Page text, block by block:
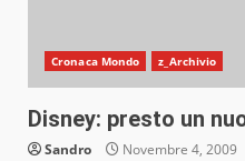
Cronaca Mondo z_Archivio
Disney: presto un
Sandro Novembre 4, 2009